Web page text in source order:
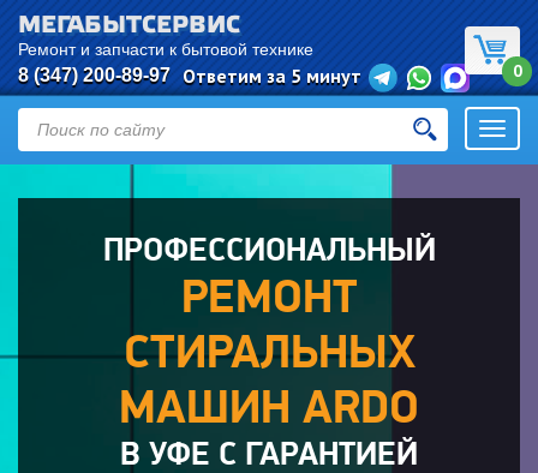
МЕГАБЫТСЕРВИС
Ремонт и запчасти к бытовой технике
8 (347) 200-89-97 Ответим за 5 минут 0
ПРОФЕССИОНАЛЬНЫЙ
РЕМОНТ
СТИРАЛЬНЫХ
МАШИН ARDO
В УФЕ С ГАРАНТИЕЙ